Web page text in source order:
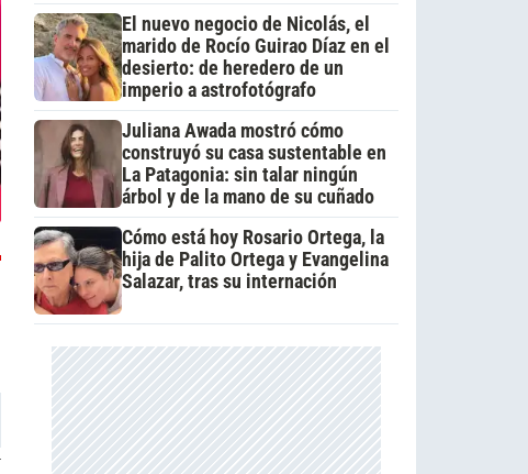
El nuevo negocio de Nicolás, el
marido de Rocío Guirao Díaz en el
desierto: de heredero de un
imperio a astrofotógrafo
Juliana Awada mostró cómo
construyó su casa sustentable en
La Patagonia: sin talar ningún
árbol y de la mano de su cuñado
Cómo está hoy Rosario Ortega, la
hija de Palito Ortega y Evangelina
Salazar, tras su internación